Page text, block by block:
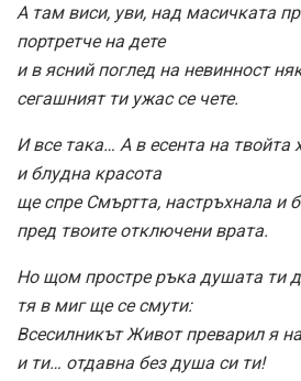
А там виси, уви, над масичката
портретче на дете
и в ясний поглед на невинност
сегашният ти ужас се чете.
И все така… А в есента на твойта
и блудна красота
ще спре Смъртта, настръхнала и
пред твоите отключени врата.
Но щом простре ръка душата ти
тя в миг ще се смути:
Всесилникът Живот преварил я
и ти… отдавна без душа си ти!